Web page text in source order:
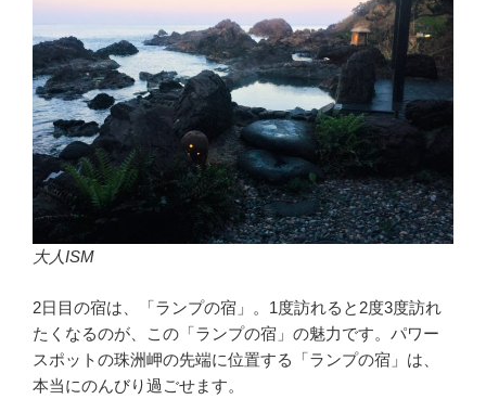
大人ISM
2日目の宿は、「ランプの宿」。1度訪れると2度3度訪れ
たくなるのが、この「ランプの宿」の魅力です。パワー
スポットの珠洲岬の先端に位置する「ランプの宿」は、
本当にのんびり過ごせます。